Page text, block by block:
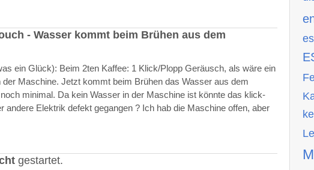
- Wasser kommt beim Brühen aus dem
ein Glück): Beim 2ten Kaffee: 1 Klick/Plopp Geräusch, als wäre ein
Maschine. Jetzt kommt beim Brühen das Wasser aus dem
minimal. Da kein Wasser in der Maschine ist könnte das klick-
Elektrik defekt gegangen ? Ich hab die Maschine offen, aber
gestartet.